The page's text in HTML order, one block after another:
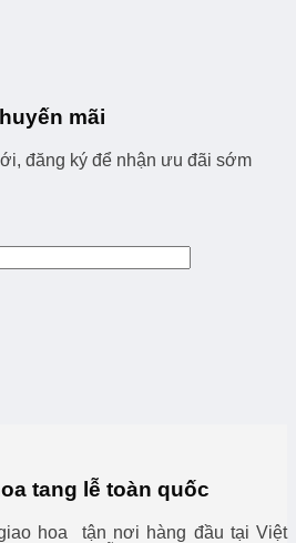
mãi
đăng ký để nhận ưu đãi sớm
tang lễ toàn quốc
hoa tận nơi hàng đầu tại Việt